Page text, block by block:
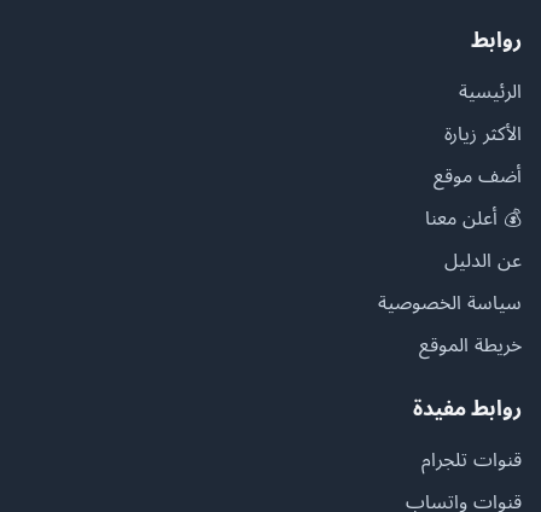
روابط
الرئيسية
الأكثر زيارة
أضف موقع
💰 أعلن معنا
عن الدليل
سياسة الخصوصية
خريطة الموقع
روابط مفيدة
قنوات تلجرام
قنوات واتساب